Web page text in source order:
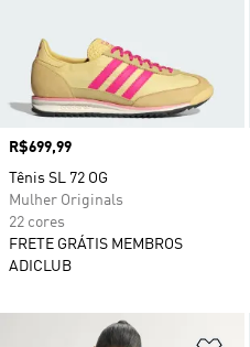
Preço
R$699,99
Tênis SL 72 OG
Mulher Originals
22 cores
FRETE GRÁTIS MEMBROS
ADICLUB